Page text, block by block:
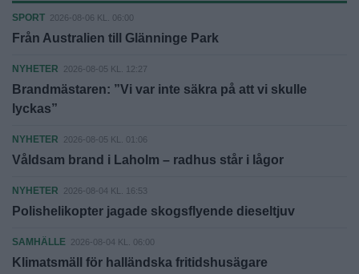
SPORT 2026-08-06 KL. 06:00
Från Australien till Glänninge Park
NYHETER 2026-08-05 KL. 12:27
Brandmästaren: ”Vi var inte säkra på att vi skulle
lyckas”
NYHETER 2026-08-05 KL. 01:06
Våldsam brand i Laholm – radhus står i lågor
NYHETER 2026-08-04 KL. 16:53
Polishelikopter jagade skogsflyende dieseltjuv
SAMHÄLLE 2026-08-04 KL. 06:00
Klimatsmäll för halländska fritidshusägare